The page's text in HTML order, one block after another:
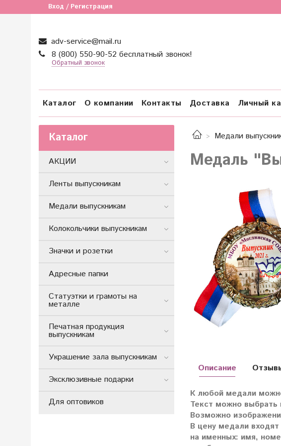
Вход / Регистрация
adv-service@mail.ru
8 (800) 550-90-52 бесплатный звонок!
Обратный звонок
Каталог О компании Контакты Доставка Личный
Медали
Медаль
Описание
К любой медали
Текст можно
Возможно
В цену медали
на именных: имя,
Каталог
АКЦИИ
Ленты выпускникам
Медали выпускникам
Колокольчики выпускникам
Значки и розетки
Адресные папки
Статуэтки и грамоты на
металле
Печатная продукция
выпускникам
Украшение зала выпускникам
Эксклюзивные подарки
Для оптовиков